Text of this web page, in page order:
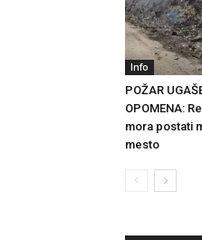
Info
POŽAR
OPOMENA:
mora postati
mesto